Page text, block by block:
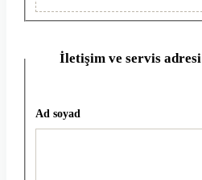
İletişim ve servis adresi
Ad soyad